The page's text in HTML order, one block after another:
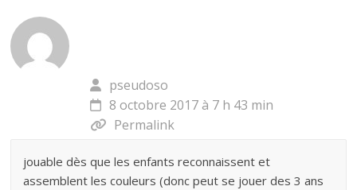
pseudoso
8 octobre 2017 à 7 h 43 min
Permalink
jouable dès que les enfants reconnaissent et
assemblent les couleurs (donc peut se jouer des 3 ans